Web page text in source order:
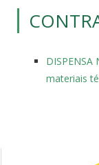
DISPENSA
materiais